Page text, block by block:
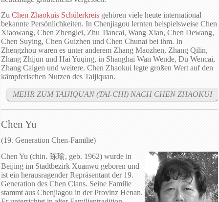
Zu Chen Zhaokuis Schülerkreis gehören viele heute international
bekannte Persönlichkeiten. In Chenjiagou lernten beispielsweise Chen
Xiaowang, Chen Zhenglei, Zhu Tiancai, Wang Xian, Chen Dewang,
Chen Suying, Chen Guizhen und Chen Chunai bei ihm. In
Zhengzhou waren es unter anderem Zhang Maozhen, Zhang Qilin,
Zhang Zhijun und Hai Yuqing, in Shanghai Wan Wende, Du Wencai,
Zhang Caigen und weitere. Chen Zhaokui legte großen Wert auf den
kämpferischen Nutzen des Taijiquan.
MEHR ZUM TAIJIQUAN (TAI-CHI) NACH CHEN ZHAOKUI
Chen Yu
(19. Generation Chen-Familie)
Chen Yu (chin. 陈瑜, geb. 1962) wurde in
Beijing im Stadtbezirk Xuanwu geboren und
ist ein herausragender Repräsentant der 19.
Generation des Chen Clans. Seine Familie
stammt aus Chenjiagou in der Provinz Henan.